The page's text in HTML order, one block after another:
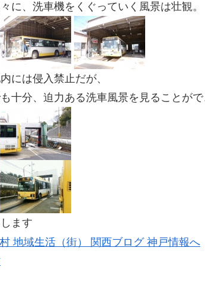
に、洗車機をくぐっていく風景は壮観。
には侵入禁止だが、
も十分、迫力ある洗車風景を見る
ます